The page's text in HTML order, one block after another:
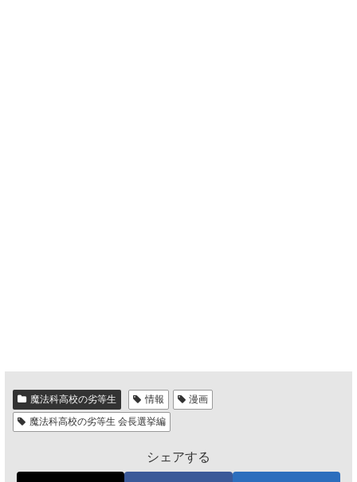
魔法科高校の劣等生 情報
漫画
魔法科高校の劣等生 会長選挙編
シェアする